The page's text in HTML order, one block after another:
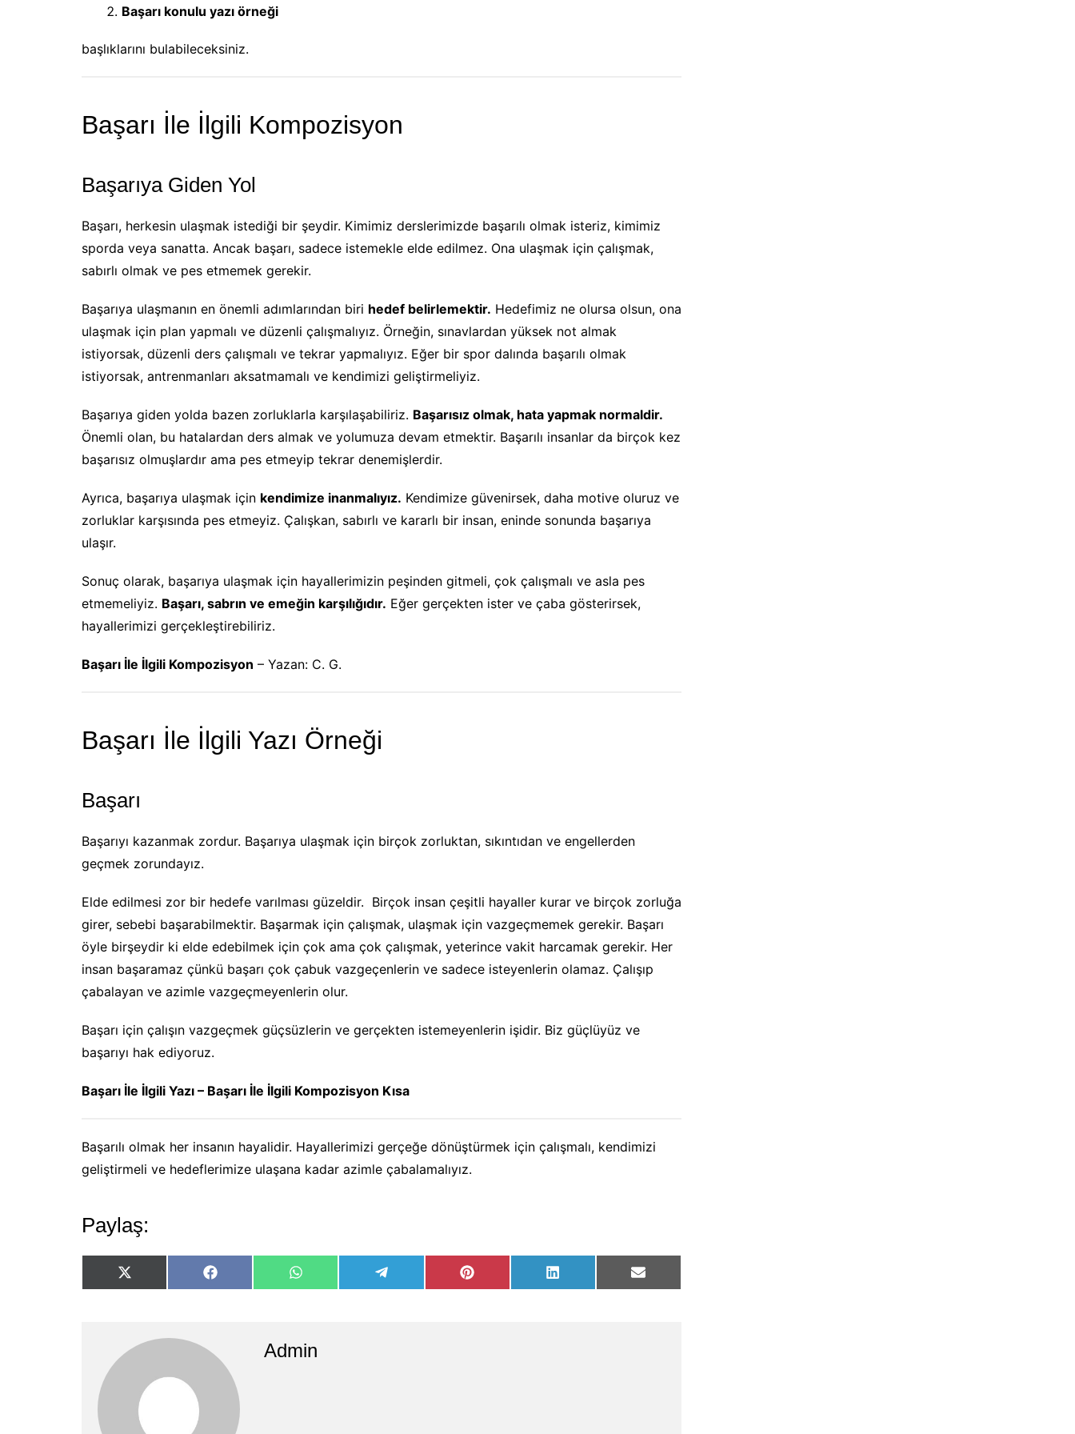
Başarı konulu yazı örneği
başlıklarını bulabileceksiniz.
Başarı İle İlgili Kompozisyon
Başarıya Giden Yol
Başarı, herkesin ulaşmak istediği bir şeydir. Kimimiz derslerimizde başarılı olmak isteriz, kimimiz
sporda veya sanatta. Ancak başarı, sadece istemekle elde edilmez. Ona ulaşmak için çalışmak,
sabırlı olmak ve pes etmemek gerekir.
Başarıya ulaşmanın en önemli adımlarından biri hedef belirlemektir. Hedefimiz ne olursa olsun, ona
ulaşmak için plan yapmalı ve düzenli çalışmalıyız. Örneğin, sınavlardan yüksek not almak
istiyorsak, düzenli ders çalışmalı ve tekrar yapmalıyız. Eğer bir spor dalında başarılı olmak
istiyorsak, antrenmanları aksatmamalı ve kendimizi geliştirmeliyiz.
Başarıya giden yolda bazen zorluklarla karşılaşabiliriz. Başarısız olmak, hata yapmak normaldir.
Önemli olan, bu hatalardan ders almak ve yolumuza devam etmektir. Başarılı insanlar da birçok kez
başarısız olmuşlardır ama pes etmeyip tekrar denemişlerdir.
Ayrıca, başarıya ulaşmak için kendimize inanmalıyız. Kendimize güvenirsek, daha motive oluruz ve
zorluklar karşısında pes etmeyiz. Çalışkan, sabırlı ve kararlı bir insan, eninde sonunda başarıya
ulaşır.
Sonuç olarak, başarıya ulaşmak için hayallerimizin peşinden gitmeli, çok çalışmalı ve asla pes
etmemeliyiz. Başarı, sabrın ve emeğin karşılığıdır. Eğer gerçekten ister ve çaba gösterirsek,
hayallerimizi gerçekleştirebiliriz.
Başarı İle İlgili Kompozisyon – Yazan: C. G.
Başarı İle İlgili Yazı Örneği
Başarı
Başarıyı kazanmak zordur. Başarıya ulaşmak için birçok zorluktan, sıkıntıdan ve engellerden
geçmek zorundayız.
Elde edilmesi zor bir hedefe varılması güzeldir. Birçok insan çeşitli hayaller kurar ve birçok zorluğa
girer, sebebi başarabilmektir. Başarmak için çalışmak, ulaşmak için vazgeçmemek gerekir. Başarı
öyle birşeydir ki elde edebilmek için çok ama çok çalışmak, yeterince vakit harcamak gerekir. Her
insan başaramaz çünkü başarı çok çabuk vazgeçenlerin ve sadece isteyenlerin olamaz. Çalışıp
çabalayan ve azimle vazgeçmeyenlerin olur.
Başarı için çalışın vazgeçmek güçsüzlerin ve gerçekten istemeyenlerin işidir. Biz güçlüyüz ve
başarıyı hak ediyoruz.
Başarı İle İlgili Yazı – Başarı İle İlgili Kompozisyon Kısa
Başarılı olmak her insanın hayalidir. Hayallerimizi gerçeğe dönüştürmek için çalışmalı, kendimizi
geliştirmeli ve hedeflerimize ulaşana kadar azimle çabalamalıyız.
Paylaş:
Share
on
Share
on
Share
on
Share
on
Share
on
Share
on
Share
on
Admin